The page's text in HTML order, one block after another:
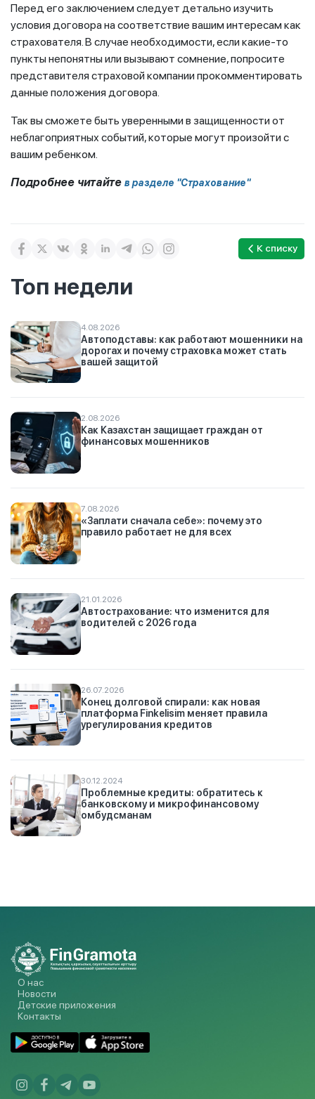
Перед его заключением следует детально изучить
условия договора на соответствие вашим интересам как
страхователя. В случае необходимости, если какие-то
пункты непонятны или вызывают сомнение, попросите
представителя страховой компании прокомментировать
данные положения договора.
Так вы сможете быть уверенными в защищенности от
неблагоприятных событий, которые могут произойти с
вашим ребенком.
Подробнее читайте в разделе "Страхование"
К списку
Топ недели
4.08.2026
Автоподставы: как работают мошенники на
дорогах и почему страховка может стать
вашей защитой
2.08.2026
Как Казахстан защищает граждан от
финансовых мошенников
7.08.2026
«Заплати сначала себе»: почему это
правило работает не для всех
21.01.2026
Автострахование: что изменится для
водителей с 2026 года
26.07.2026
Конец долговой спирали: как новая
платформа Finkelisim меняет правила
урегулирования кредитов
30.12.2024
Проблемные кредиты: обратитесь к
банковскому и микрофинансовому
омбудсманам
О нас
Новости
Детские приложения
Контакты